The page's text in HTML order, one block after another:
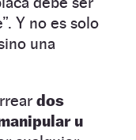
Y no es solo
una
dos
u